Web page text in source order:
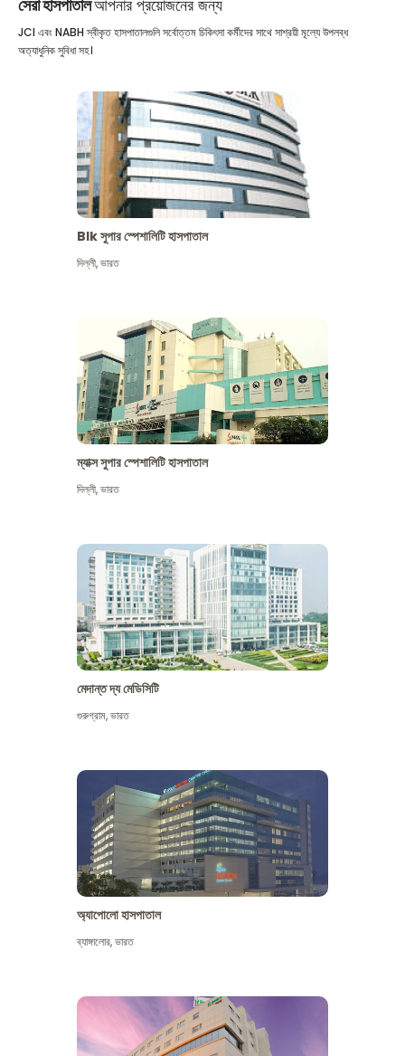
সেরা হাসপাতালআপনার প্রয়োজনের জন্য
JCI এবং NABH স্বীকৃত হাসপাতালগুলি সর্বোত্তম চিকিৎসা কর্মীদের সাথে সাশ্রয়ী মূল্যে উপলব্ধ
অত্যাধুনিক সুবিধা সহ।
Blk সুপার স্পেশালিটি হাসপাতাল
দিল্লী,ভারত
ম্যাক্স সুপার স্পেশালিটি হাসপাতাল
দিল্লী,ভারত
মেদান্ত দ্য মেডিসিটি
গুরুগ্রাম,ভারত
অ্যাপোলো হাসপাতাল
ব্যাঙ্গালোর,ভারত